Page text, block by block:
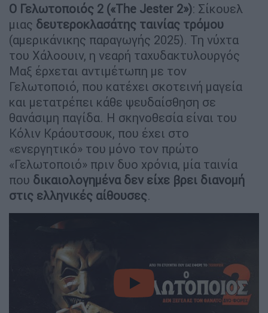
Ο Γελωτοποιός 2 («The Jester 2»): Σίκουελ
μιας δευτεροκλασάτης ταινίας τρόμου
(αμερικάνικης παραγωγής 2025). Τη νύχτα
του Χάλοουιν, η νεαρή ταχυδακτυλουργός
Μαξ έρχεται αντιμέτωπη με τον
Γελωτοποιό, που κατέχει σκοτεινή μαγεία
και μετατρέπει κάθε ψευδαίσθηση σε
θανάσιμη παγίδα. Η σκηνοθεσία είναι του
Κόλιν Κράουτσουκ, που έχει στο
«ενεργητικό» του μόνο τον πρώτο
«Γελωτοποιό» πριν δυο χρόνια, μία ταινία
που δικαιολογημένα δεν είχε βρει διανομή
στις ελληνικές αίθουσες.
video